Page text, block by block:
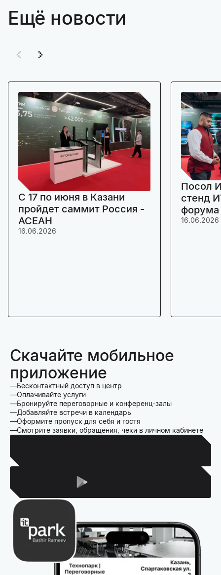
Ещё новости
C 17 по июня в Казани
пройдет саммит Россия -
АСЕАН
16.06.2026
Посол
стенд
16.06.2026
Скачайте мобильное
приложение
Бесконтактный доступ в центр
Оплачивайте услуги
Бронируйте переговорные и конференц-залы
Добавляйте встречи в календарь
Оформите пропуск для себя и гостя
Смотрите заявки, обращения, чеки в личном кабинете